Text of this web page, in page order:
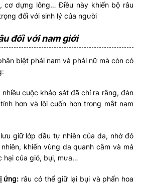
cơ dựng lông… Điều này khiến bộ râu
đối với sinh lý của người
đối với nam giới
biệt phái nam và phái nữ mà còn có
nhiều cuộc khảo sát đã chỉ ra rằng, đàn
hơn và lôi cuốn hơn trong mắt nam
giữ lớp dầu tự nhiên của da, nhờ đó
khiến vùng da quanh cằm và má
hại của gió, bụi, mưa…
ứng: râu có thể giữ lại bụi và phấn hoa